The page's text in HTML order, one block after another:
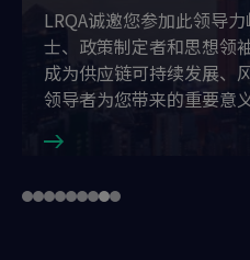
LRQA诚邀您参加此领导
士、政策制定者和思想领
成为供应链可持续发展、
领导者为您带来的重要意义
Slide
GoGoGoGoGoGoGoGo
Go